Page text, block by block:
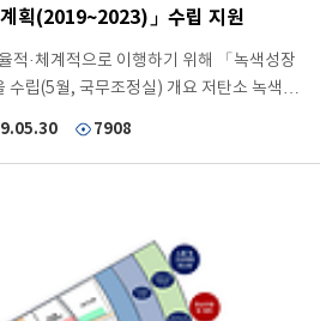
계획(2019~2023)」수립 지원
적·체계적으로 이행하기 위해 「녹색성장
립(5월, 국무조정실) 개요 저탄소 녹색성
전략, 정책방향 등을 제시 이에 대한 동법
」을 마련하였으며, 2019년 「제3차
」을 수립 주요 성과 제3차 녹색성장 5
조화와 녹색성장의 ‘포용성’을 강화하기 위
7908